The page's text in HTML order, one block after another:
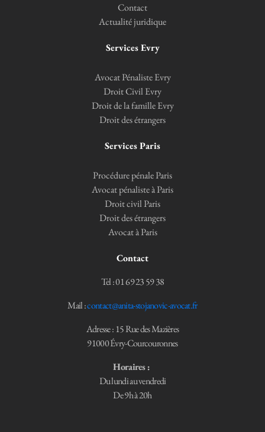
Contact
Actualité juridique
Services Evry
Avocat Pénaliste Evry
Droit Civil Evry
Droit de la famille Evry
Droit des étrangers
Services Paris
Procédure pénale Paris
Avocat pénaliste à Paris
Droit civil Paris
Droit des étrangers
Avocat à Paris
Contact
Tel : 01 69 23 59 38
Mail :contact@anita-stojanovic-avocat.fr
Adresse : 15 Rue des Mazières
91000 Évry-Courcouronnes
Horaires :
Du lundi au vendredi
De 9h à 20h